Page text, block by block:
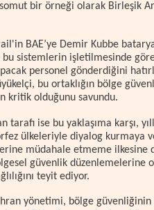
somut bir örneği olarak Birleşik
BAE’ye Demir Kubbe
bu sistemlerin işletilmesinde
personel gönderdiğini
bu ortaklığın bölge
kritik olduğunu savundu.
tarafı ise bu yaklaşıma karşı,
ülkeleriyle diyalog kurmaya
müdahale etmeme ilkesine
güvenlik düzenlemelerine
teyit ediyor.
yönetimi, bölge güvenliğinin